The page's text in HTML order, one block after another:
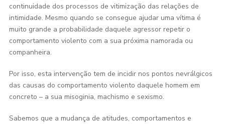
continuidade dos processos de vitimização das relações de
intimidade. Mesmo quando se consegue ajudar uma vítima é
muito grande a probabilidade daquele agressor repetir o
comportamento violento com a sua próxima namorada ou
companheira.
Por isso, esta intervenção tem de incidir nos pontos nevrálgicos
das causas do comportamento violento daquele homem em
concreto – a sua misoginia, machismo e sexismo.
Sabemos que a mudança de atitudes, comportamentos e